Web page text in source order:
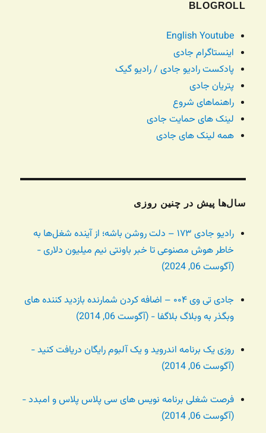
BLOGROLL
English Youtube
اینستاگرام جادی
پادکست رادیو جادی / رادیو گیک
پتریان جادی
راهنماهای شروع
لینک های حمایت جادی
همه لینک های جادی
سال‌ها پیش در چنین روزی
رادیو جادی ۱۷۳ – دلت روشن باشه؛ از آینده شغل‌ها به
خاطر هوش مصنوعی تا خبر باونتی نیم میلیون دلاری -
(آگوست 06, 2024)
جادی تی وی ۰۰۴ – اضافه کردن شمارنده بازدید کننده های
وبگذر به وبلاگ بلاگفا - (آگوست 06, 2014)
روزی یک برنامه اندروید و یک آلبوم رایگان دریافت کنید -
(آگوست 06, 2014)
فرصت شغلی برنامه نویس های سی پلاس پلاس و امبدد -
(آگوست 06, 2014)